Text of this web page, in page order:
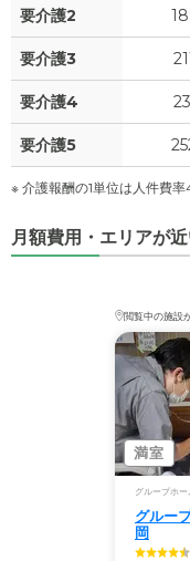
要介護2
要介護3
要介護4
要介護5
※ 介護報酬の1単位は人件費率
月額費用・エリアが
閲覧中の施設
満室
グループホー
グルー
岡